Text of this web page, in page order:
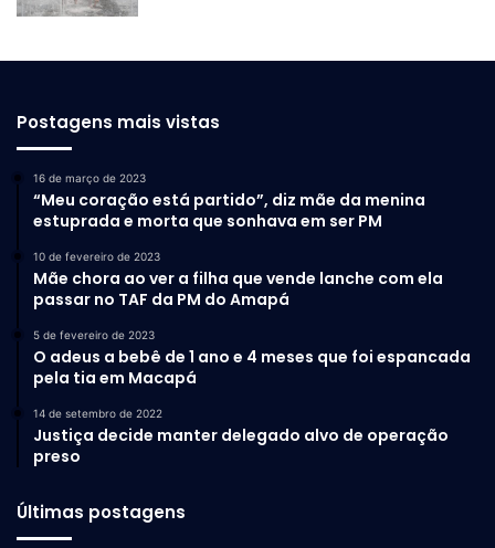
Postagens mais vistas
16 de março de 2023
“Meu coração está partido”, diz mãe da menina
estuprada e morta que sonhava em ser PM
10 de fevereiro de 2023
Mãe chora ao ver a filha que vende lanche com ela
passar no TAF da PM do Amapá
5 de fevereiro de 2023
O adeus a bebê de 1 ano e 4 meses que foi espancada
pela tia em Macapá
14 de setembro de 2022
Justiça decide manter delegado alvo de operação
preso
Últimas postagens